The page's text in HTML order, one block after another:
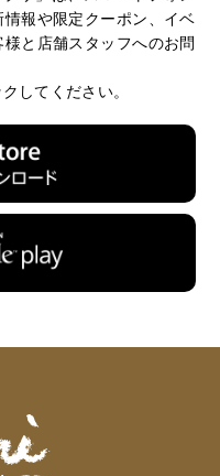
報や限定クーポン、イベ
と店舗スタッフへのお問
してください。